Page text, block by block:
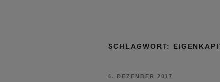
SCHLAGWORT:
VERÖFFENTLICHT
6. DEZEMBER 2017